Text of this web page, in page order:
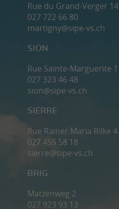
Rue du Grand-Verger 14
027 722 66 80
martigny@sipe-vs.ch
SION
Rue Sainte-Marguerite 1
027 323 46 48
sion@sipe-vs.ch
SIERRE
Rue Rainer Maria Rilke 4
027 455 58 18
sierre@sipe-vs.ch
BRIG
Matzenweg 2
027 923 93 13